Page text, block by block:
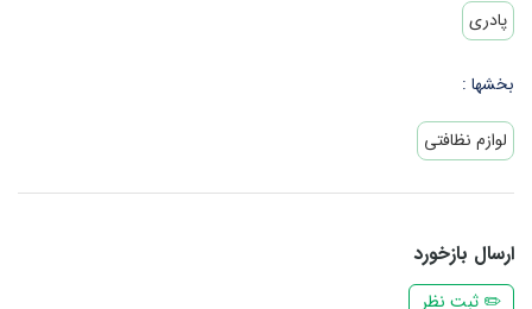
پادری
بخشها :
لوازم نظافتی
ارسال بازخورد
✏️ ثبت نظر